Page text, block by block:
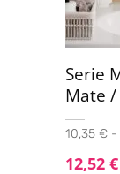
Serie
Mate
10,35 € -
12,52 €